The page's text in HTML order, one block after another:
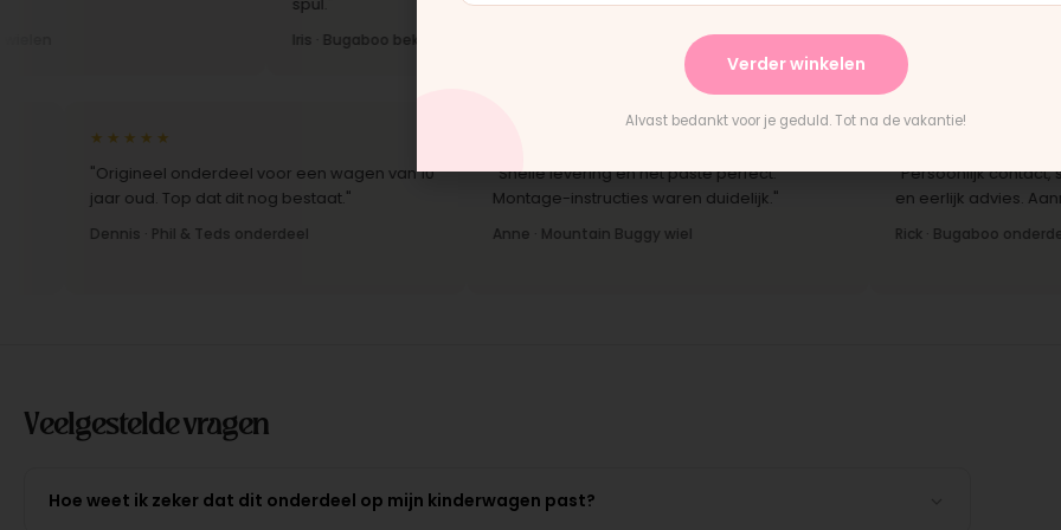
Iris · Bugaboo bekleding Bas · Joolz duwstang
★★★★★
"Origineel onderdeel voor een wagen van 10
jaar oud. Top dat dit nog bestaat."
Dennis · Phil & Teds onderdeel
"Snelle levering en het paste perfect.
Montage-instructies waren duidelijk."
Anne · Mountain Buggy wiel
"Persoonlijk contact,
en eerlijk advies.
Rick · Bugaboo onderdeel
Veelgestelde vragen
Hoe weet ik zeker dat dit onderdeel op mijn kinderwagen past?
Verder winkelen
Alvast bedankt voor je geduld. Tot na de vakantie!